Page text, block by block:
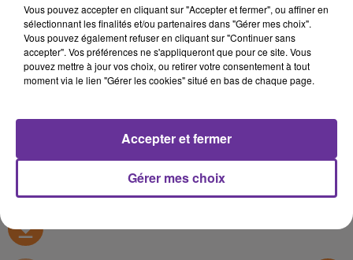
اهلا بكم في نشرتنا الرياضية من اذاعة الشرق في فرنسا والتي
نخصصها كل يوم جمعة لأخبار كرة القدم المغربية التونسية
والجزائرية….
Bienvenue dans le journal du sport de Radio Orient
7 min 55 sec
Vous pouvez accepter en cliquant sur "Accepter et fermer", ou affiner en
sélectionnant les finalités et/ou partenaires dans "Gérer mes choix".
Vous pouvez également refuser en cliquant sur "Continuer sans
accepter". Vos préférences ne s'appliqueront que pour ce site. Vous
pouvez mettre à jour vos choix, ou retirer votre consentement à tout
moment via le lien "Gérer les cookies" situé en bas de chaque page.
Gérer mes choix
Accepter et fermer